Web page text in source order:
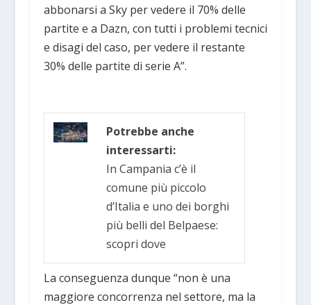
abbonarsi a Sky per vedere il 70% delle
partite e a Dazn, con tutti i problemi tecnici
e disagi del caso, per vedere il restante
30% delle partite di serie A”.
Potrebbe anche
interessarti:
In Campania c’è il
comune più piccolo
d’Italia e uno dei borghi
più belli del Belpaese:
scopri dove
La conseguenza dunque “non è una
maggiore concorrenza nel settore, ma la